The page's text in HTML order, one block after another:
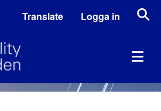
Translate Logga in